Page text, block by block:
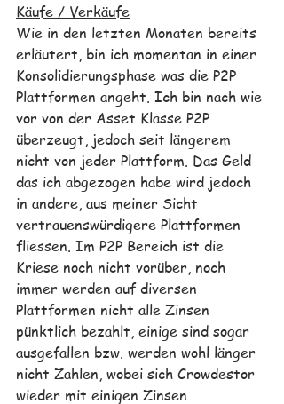
Käufe / Verkäufe
Wie in den letzten Monaten bereits
erläutert, bin ich momentan in einer
Konsolidierungsphase was die P2P
Plattformen angeht. Ich bin nach wie
vor von der Asset Klasse P2P
überzeugt, jedoch seit längerem
nicht von jeder Plattform. Das Geld
das ich abgezogen habe wird jedoch
in andere, aus meiner Sicht
vertrauenswürdigere Plattformen
fliessen. Im P2P Bereich ist die
Kriese noch nicht vorüber, noch
immer werden auf diversen
Plattformen nicht alle Zinsen
pünktlich bezahlt, einige sind sogar
ausgefallen bzw. werden wohl länger
nicht Zahlen, wobei sich Crowdestor
wieder mit einigen Zinsen